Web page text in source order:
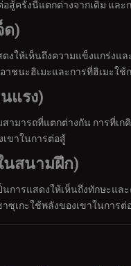
สู้ครั้งนี้แตกต่างจากเดิม แ
ด)
งให้เห็นถึงความแข็งแกร่ง
าชนะฮิเมะและการที่ฮิเมะใช้
แรง)
ามารถที่แตกต่างกัน การที่
เขาในการต่อสู้
นสนามฝึก)
นการแสดงให้เห็นถึงทักษะแ
ซุเกะใช้พลังของเขาในกา